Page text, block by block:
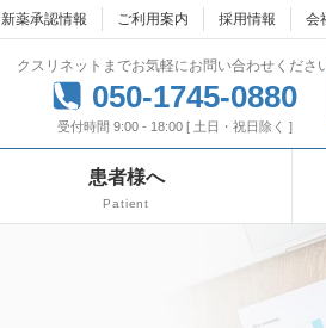
新薬承認情報 ご利用案内 採用情報 会
クスリネットまでお気軽にお問い合わせくださ
050-1745-0880
受付時間 9:00 - 18:00 [ 土日・祝日除く ]
患者様へ
Patient